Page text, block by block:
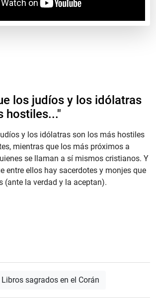
los judíos y los idólatras
hostiles..."
y los idólatras son los más hostiles
mientras que los más próximos a
se llaman a sí mismos cristianos. Y
entre ellos hay sacerdotes y monjes que
(ante la verdad y la aceptan).
Libros sagrados en el Corán